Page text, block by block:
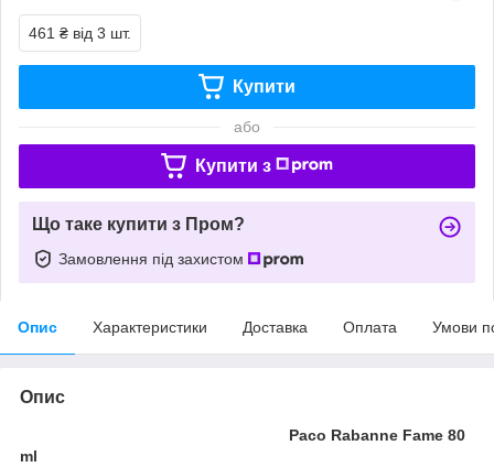
461 ₴ від 3 шт.
Купити
або
Купити з
Що таке купити з Пром?
Замовлення під захистом
Опис Характеристики Доставка Оплата Умови
Опис
Paco Rabanne Fame 80
ml